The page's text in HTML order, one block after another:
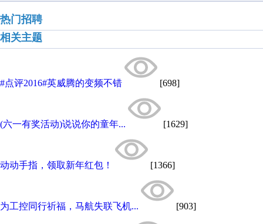
热门招聘
相关主题
#点评2016#英威腾的变频不错 [698]
(六一有奖活动)说说你的童年... [1629]
动动手指，领取新年红包！ [1366]
为工控同行祈福，马航失联飞机... [903]